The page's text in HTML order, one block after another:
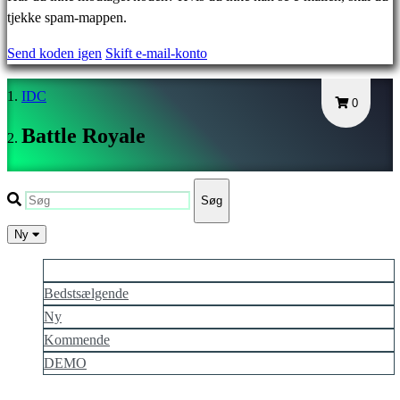
EL
ES
FI
FR
IT
JA
NL
NO
tjekke spam-mappen.
Send koden igen Skift e-mail-konto
0
IDC
Battle Royale
Søg
Ny
Bedstsælgende
Ny
Kommende
DEMO